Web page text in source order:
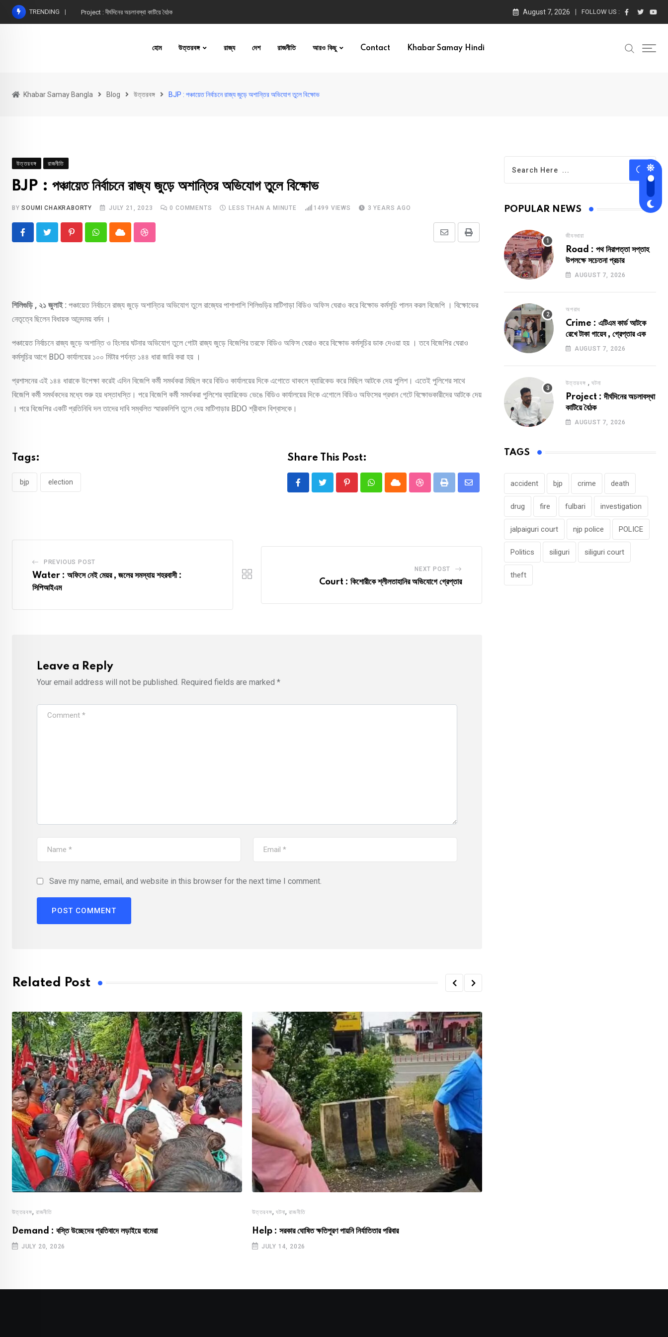
Skip
TRENDING Project : দীর্ঘদিনের অচলাবস্থা কাটিয়ে বৈঠক August 7, 2026 FOLLOW US :
হোম উত্তরবঙ্গ রাজ্য দেশ রাজনীতি আরও কিছু Contact Khabar Samay Hindi
Khabar Samay Bangla Blog উত্তরবঙ্গ BJP : পঞ্চায়েত নির্বাচনে রাজ্য জুড়ে অশান্তির অভিযোগ তুলে বিক্ষোভ
উত্তরবঙ্গ রাজনীতি
BJP : পঞ্চায়েত নির্বাচনে রাজ্য জুড়ে অশান্তির অভিযোগ তুলে বিক্ষোভ
BYSOUMI CHAKRABORTY JULY 21, 2023 0 COMMENTS LESS THAN A MINUTE 1499 VIEWS 3 YEARS AGO
PinterestWhatsappCloud StumbleUpon Print
Share
শিলিগুড়ি , ২১ জুলাই : পঞ্চায়েত নির্বাচনে রাজ্য জুড়ে অশান্তির অভিযোগ তুলে রাজ্যের পাশাপাশি শিলিগুড়ির মাটিগাড়া বিডিও অফিস ঘেরাও করে বিক্ষোভ কর্মসূচি পালন করল বিজেপি । বিক্ষোভের
নেতৃত্বে ছিলেন বিধায়ক আনন্দময় বর্মন ।
পঞ্চায়েত নির্বাচনে রাজ্য জুড়ে অশান্তি ও হিংসার ঘটনার অভিযোগ তুলে গোটা রাজ্য জুড়ে বিজেপির তরফে বিডিও অফিস ঘেরাও করে বিক্ষোভ কর্মসূচির ডাক দেওয়া হয় । তবে বিজেপির ঘেরাও
কর্মসূচির আগে BDO কার্যালয়ের ১০০ মিটার পর্যন্ত ১৪৪ ধারা জারি করা হয় ।
প্রশাসনের এই ১৪৪ ধারাকে উপেক্ষা করেই এদিন বিজেপি কর্মী সমর্থকরা মিছিল করে বিডিও কার্যালয়ের দিকে এগোতে থাকলে ব্যারিকেড করে মিছিল আটকে দেয় পুলিশ। এতেই পুলিশের সাথে
বিজেপি কর্মী সমর্থকদের মধ্যে শুরু হয় ধস্তাধস্তি। পরে বিজেপি কর্মী সমর্থকরা পুলিশের ব্যারিকেড ভেঙে বিডিও কার্যালয়ের দিকে এগোলে বিডিও অফিসের প্রধান গেটে বিক্ষোভকারীদের আটকে দেয়
। পরে বিজেপির একটি প্রতিনিধি দল তাদের দাবি সম্বলিত স্মারকলিপি তুলে দেয় মাটিগাড়ার BDO শ্রীবাস বিশ্বাসকে।
Tags:
bjp election
Share This Post:
PinterestWhatsappCloud StumbleUpon
Print
Share
PREVIOUS POST
Water : অফিসে নেই মেয়র , জলের সমস্যায় শহরবাসী :
সিপিআইএম
NEXT POST
Court : কিশোরীকে শ্লীলতাহানির অভিযোগে গ্রেপ্তার
Leave a Reply
Your email address will not be published. Required fields are marked *
Save my name, email, and website in this browser for the next time I comment.
Related Post
উত্তরবঙ্গ, রাজনীতি
Demand : বস্তি উচ্ছেদের প্রতিবাদে লড়াইয়ে বামেরা
JULY 20, 2026
উত্তরবঙ্গ, ঘটনা,রাজনীতি
Help : সরকার ঘোষিত ক্ষতিপূরণ পায়নি নির্যাতিতার পরিবার
JULY 14, 2026
POPULAR NEWS
জীবনধারা
Road : পথ নিরাপত্তা সপ্তাহ
উপলক্ষে সচেতনা প্রচার
AUGUST 7, 2026
অপরাধ
Crime : এটিএম কার্ড আটকে
রেখে টাকা গায়েব , গ্রেপ্তার এক
AUGUST 7, 2026
উত্তরবঙ্গ , ঘটনা
Project : দীর্ঘদিনের অচলাবস্থা
কাটিয়ে বৈঠক
AUGUST 7, 2026
TAGS
accident bjp crime death
drug fire fulbari investigation
jalpaiguri court njp police POLICE
Politics siliguri siliguri court
theft